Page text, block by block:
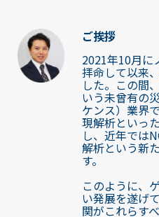
ご挨拶
2021年10月に
拝命して以来
した。この間
いう未曾有の
ケンス）業界
現解析といっ
し、近年では
解析という新
す。
このように、
い発展を遂げ
関がこれらす